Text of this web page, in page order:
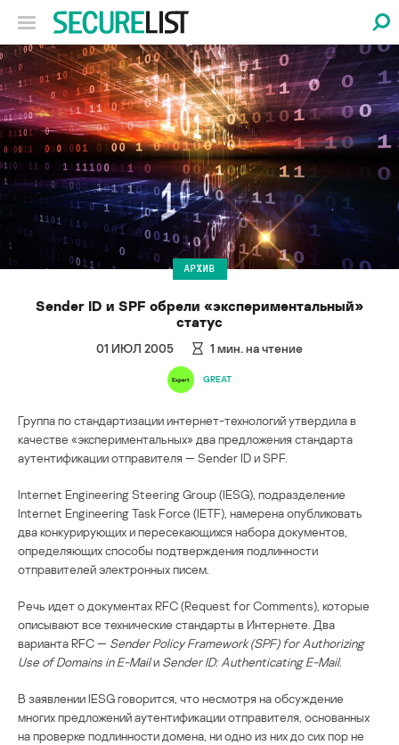
АРХИВ
Sender ID и SPF обрели «экспериментальный»
статус
01 ИЮЛ 2005 1 мин. на чтение
GREAT
Группа по стандартизации интернет-технологий утвердила в
качестве «экспериментальных» два предложения стандарта
аутентификации отправителя — Sender ID и SPF.
Internet Engineering Steering Group (IESG), подразделение
Internet Engineering Task Force (IETF), намерена опубликовать
два конкурирующих и пересекающихся набора документов,
определяющих способы подтверждения подлинности
отправителей электронных писем.
Речь идет о документах RFC (Request for Comments), которые
описывают все технические стандарты в Интернете. Два
варианта RFC — Sender Policy Framework (SPF) for Authorizing
Use of Domains in E-Mailи Sender ID: Authenticating E-Mail.
В заявлении IESG говорится, что несмотря на обсуждение
многих предложений аутентификации отправителя, основанных
на проверке подлинности домена, ни одно из них до сих пор не